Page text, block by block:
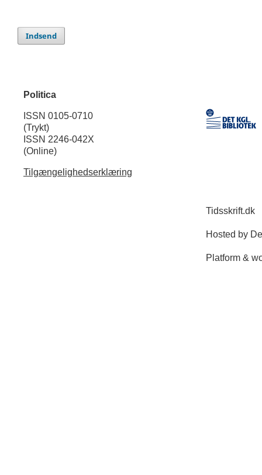
Indsend
Politica
ISSN 0105-0710
(Trykt)
ISSN 2246-042X
(Online)
Tilgængelighedserklæring